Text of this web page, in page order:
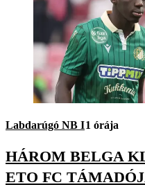
Labdarúgó NB I1 órája
HÁROM BELGA
ETO FC